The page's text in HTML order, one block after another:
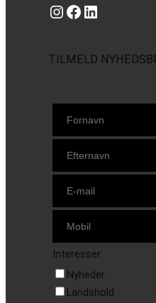
Instagram https://www.facebook.com/danishbeachvolleytour LinkedIn
TILMELD
Interesser:
Nyheder
Landshold